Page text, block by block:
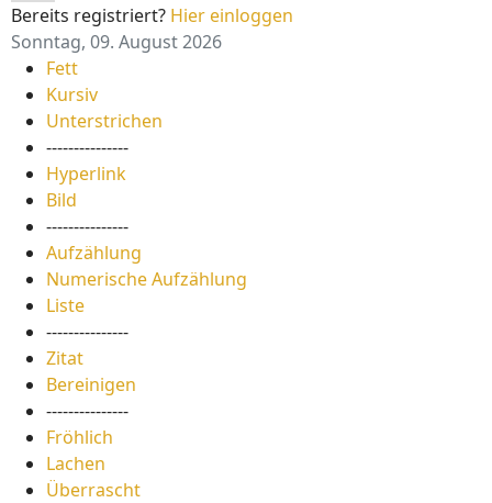
Bereits registriert? Hier einloggen
Sonntag, 09. August 2026
Fett
Kursiv
Unterstrichen
---------------
Hyperlink
Bild
---------------
Aufzählung
Numerische Aufzählung
Liste
---------------
Zitat
Bereinigen
---------------
Fröhlich
Lachen
Überrascht